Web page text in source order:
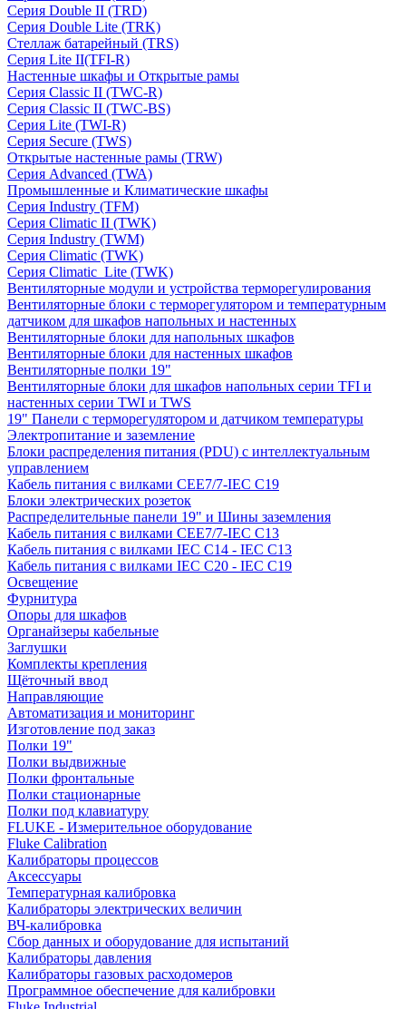
Серия Double II (TRD)
Серия Double Lite (TRK)
Стеллаж батарейный (TRS)
Серия Lite II(TFI-R)
Настенные шкафы и Открытые рамы
Серия Classic II (TWC-R)
Серия Classic II (TWC-BS)
Серия Lite (TWI-R)
Серия Secure (TWS)
Открытые настенные рамы (TRW)
Серия Advanced (TWA)
Промышленные и Климатические шкафы
Серия Industry (TFM)
Серия Climatic II (TWK)
Серия Industry (TWM)
Серия Climatic (TWK)
Серия Climatic_Lite (TWK)
Вентиляторные модули и устройства терморегулирования
Вентиляторные блоки с терморегулятором и температурным
датчиком для шкафов напольных и настенных
Вентиляторные блоки для напольных шкафов
Вентиляторные блоки для настенных шкафов
Вентиляторные полки 19"
Вентиляторные блоки для шкафов напольных серии TFI и
настенных серии TWI и TWS
19" Панели с терморегулятором и датчиком температуры
Электропитание и заземление
Блоки распределения питания (PDU) с интеллектуальным
управлением
Кабель питания с вилками CEE7/7-IEC C19
Блоки электрических розеток
Распределительные панели 19" и Шины заземления
Кабель питания с вилками CEE7/7-IEC C13
Кабель питания с вилками IEC C14 - IEC C13
Кабель питания с вилками IEC C20 - IEC C19
Освещение
Фурнитура
Опоры для шкафов
Органайзеры кабельные
Заглушки
Комплекты крепления
Щёточный ввод
Направляющие
Автоматизация и мониторинг
Изготовление под заказ
Полки 19"
Полки выдвижные
Полки фронтальные
Полки стационарные
Полки под клавиатуру
FLUKE - Измерительное оборудование
Fluke Calibration
Калибраторы процессов
Аксессуары
Температурная калибровка
Калибраторы электрических величин
ВЧ-калибровка
Сбор данных и оборудование для испытаний
Калибраторы давления
Калибраторы газовых расходомеров
Программное обеспечение для калибровки